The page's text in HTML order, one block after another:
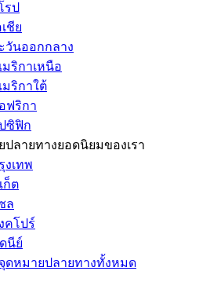
รป
เชีย
วันออกกลาง
มริกาเหนือ
มริกาใต้
ฟริกา
ซิฟิก
ปลายทางยอดนิยมของเรา
งเทพ
ก็ต
ล
คโปร์
นีย์
ดหมายปลายทางทั้งหมด